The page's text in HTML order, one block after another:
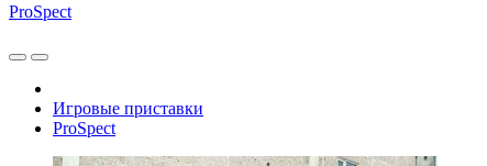
ProSpect
Игровые приставки
ProSpect